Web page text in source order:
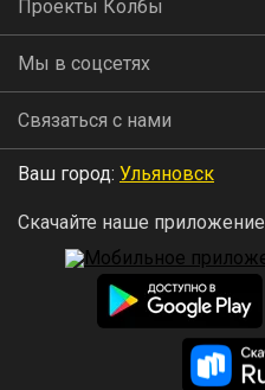
Проекты Колбы
Мы в соцсетях
Связаться с нами
Ваш город: Ульяновск
Скачайте наше приложение